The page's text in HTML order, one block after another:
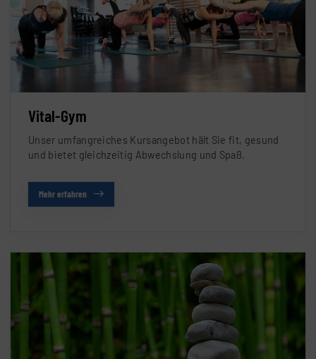
Vital-Gym
Unser umfangreiches Kursangebot hält Sie fit, gesund
und bietet gleichzeitig Abwechslung und Spaß.
Mehr erfahren